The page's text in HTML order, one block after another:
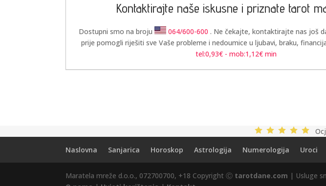
Kontaktirajte naše iskusne i priznate tarot
Dostupni smo na broju 064/600-600 . Ne čekajte, kontaktirajte nas još
prije pomogli riješiti sve Vaše probleme i nedoumice u ljubavi, braku,
tel:0,93€ - mob:1,12€ min
Naslovna
Sanjarica Horoskop Astrologija Numerologija Uroci
Maratela mreže d.o.o., 072700700, +18 Copyright Ⓒ tarotdane.com | Usluge